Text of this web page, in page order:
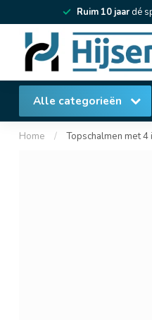
Ruim 10 jaardé
Alle categorieën
Home / Topschalmen met